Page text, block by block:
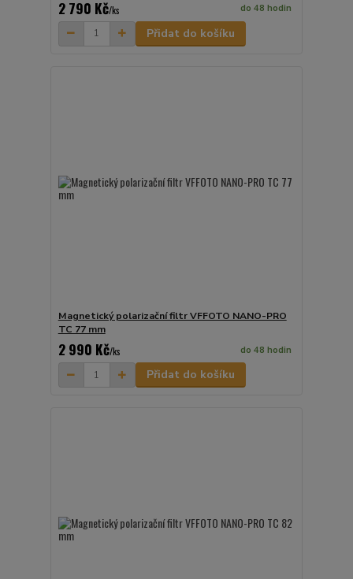
2 790 Kč/ks do 48 hodin
Přidat do košíku
Magnetický polarizační filtr VFFOTO NANO-PRO
TC 77 mm
2 990 Kč/ks do 48 hodin
Přidat do košíku